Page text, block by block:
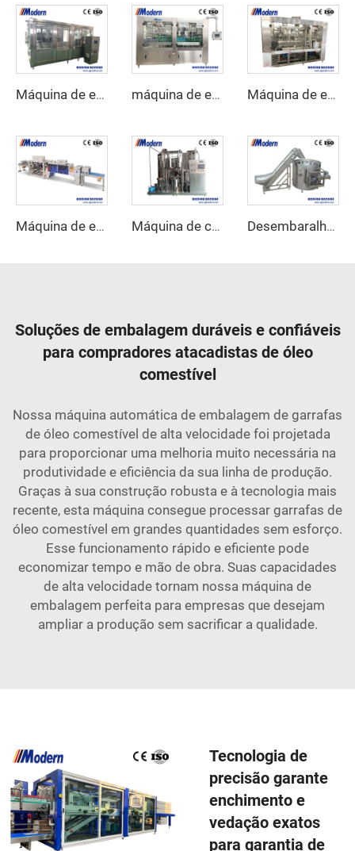
Máquina de engarrafamento de cerveja máquina de engarrafamento de água de 5 litros Máquina de enchimento e costura de latas de suco
Máquina de envoltório retrátil linear Máquina de carbonatação de bebidas Desembaralhador Automático de Garrafas
Soluções de embalagem duráveis e confiáveis
para compradores atacadistas de óleo
comestível
Nossa máquina automática de embalagem de garrafas
de óleo comestível de alta velocidade foi projetada
para proporcionar uma melhoria muito necessária na
produtividade e eficiência da sua linha de produção.
Graças à sua construção robusta e à tecnologia mais
recente, esta máquina consegue processar garrafas de
óleo comestível em grandes quantidades sem esforço.
Esse funcionamento rápido e eficiente pode
economizar tempo e mão de obra. Suas capacidades
de alta velocidade tornam nossa máquina de
embalagem perfeita para empresas que desejam
ampliar a produção sem sacrificar a qualidade.
Tecnologia de
precisão garante
enchimento e
vedação exatos
para garantia de